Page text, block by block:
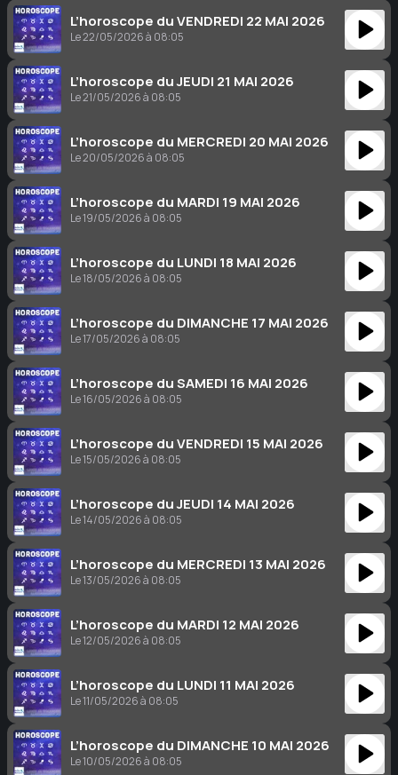
L’horoscope du VENDREDI 22 MAI 2026
Le 22/05/2026 à 08:05
L’horoscope du JEUDI 21 MAI 2026
Le 21/05/2026 à 08:05
L’horoscope du MERCREDI 20 MAI 2026
Le 20/05/2026 à 08:05
L’horoscope du MARDI 19 MAI 2026
Le 19/05/2026 à 08:05
L’horoscope du LUNDI 18 MAI 2026
Le 18/05/2026 à 08:05
L’horoscope du DIMANCHE 17 MAI 2026
Le 17/05/2026 à 08:05
L’horoscope du SAMEDI 16 MAI 2026
Le 16/05/2026 à 08:05
L’horoscope du VENDREDI 15 MAI 2026
Le 15/05/2026 à 08:05
L’horoscope du JEUDI 14 MAI 2026
Le 14/05/2026 à 08:05
L’horoscope du MERCREDI 13 MAI 2026
Le 13/05/2026 à 08:05
L’horoscope du MARDI 12 MAI 2026
Le 12/05/2026 à 08:05
L’horoscope du LUNDI 11 MAI 2026
Le 11/05/2026 à 08:05
L’horoscope du DIMANCHE 10 MAI 2026
Le 10/05/2026 à 08:05